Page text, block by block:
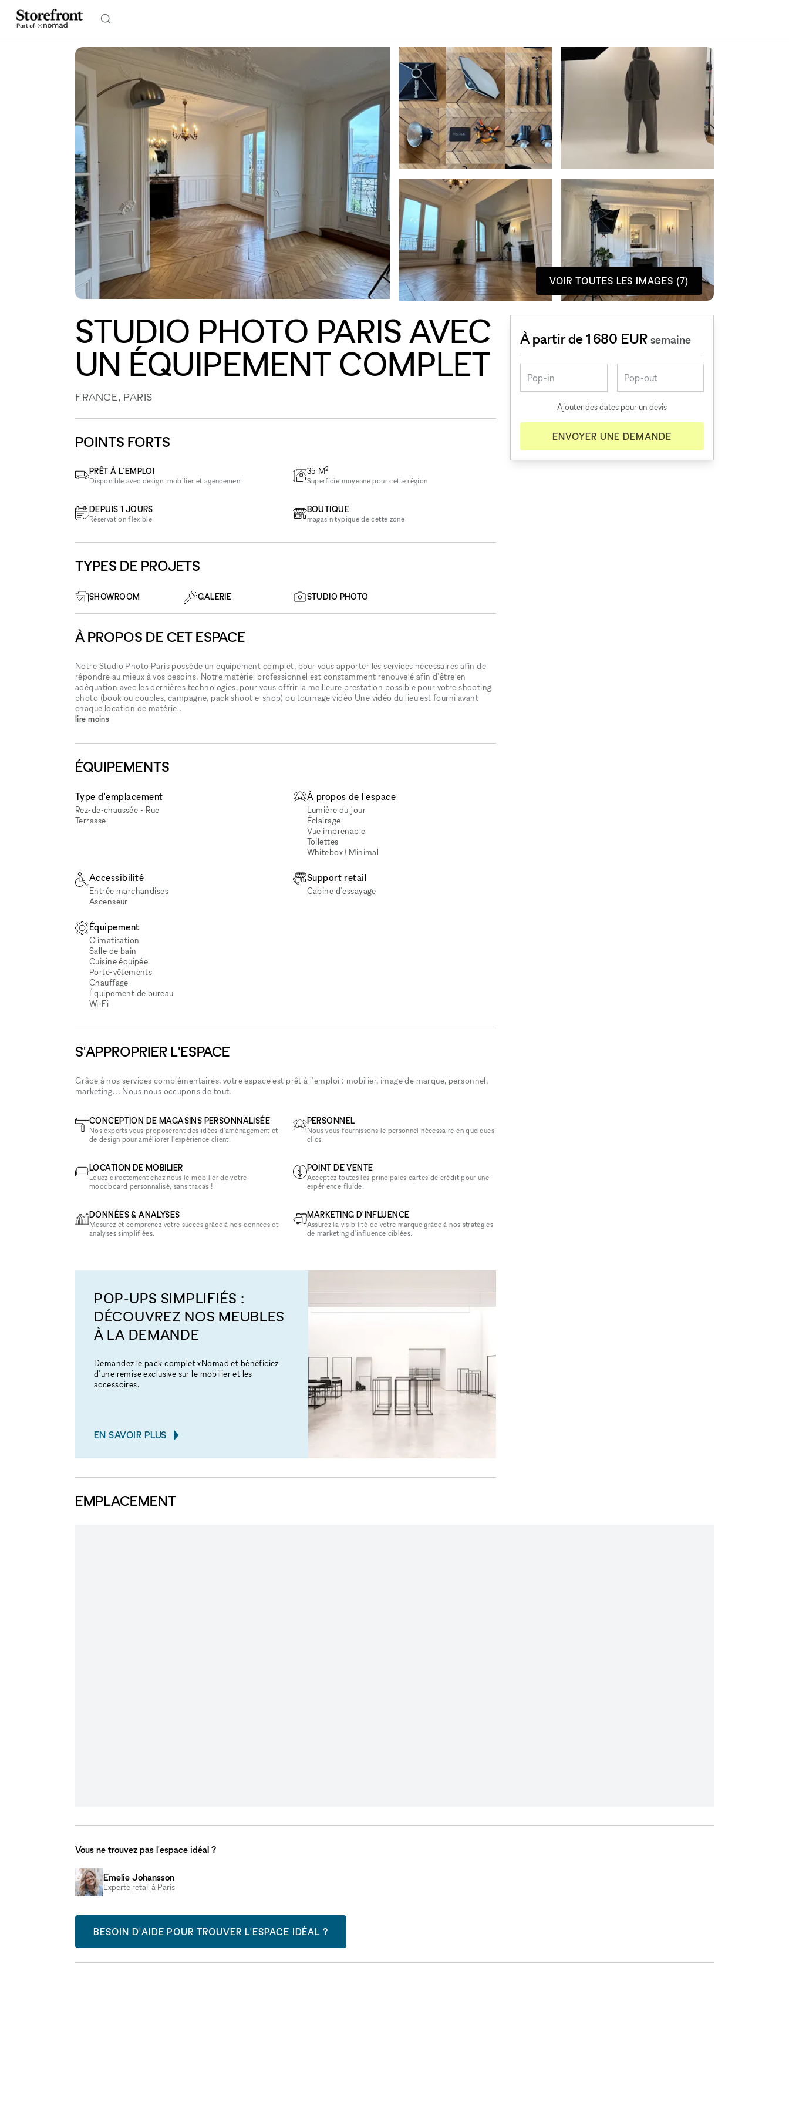
VOIR TOUTES LES IMAGES (7)
STUDIO PHOTO PARIS AVEC
UN ÉQUIPEMENT COMPLET
FRANCE, PARIS
POINTS FORTS
PRÊT À L'EMPLOI
Disponible avec design, mobilier et agencement
DEPUIS 1 JOURS
Réservation flexible
35 M2
Superficie moyenne pour cette région
BOUTIQUE
magasin typique de cette zone
TYPES DE PROJETS
SHOWROOM GALERIE STUDIO PHOTO
À PROPOS DE CET ESPACE
Notre Studio Photo Paris possède un équipement complet, pour vous apporter les services nécessaires afin de
répondre au mieux à vos besoins. Notre matériel professionnel est constamment renouvelé afin d'être en
adéquation avec les dernières technologies, pour vous offrir la meilleure prestation possible pour votre shooting
photo (book ou couples, campagne, pack shoot e-shop) ou tournage vidéo Une vidéo du lieu est fourni avant
chaque location de matériel.
lire moins
ÉQUIPEMENTS
Type d'emplacement
Rez-de-chaussée - Rue
Terrasse
À propos de l'espace
Lumière du jour
Éclairage
Vue imprenable
Toilettes
Whitebox / Minimal
Accessibilité
Entrée marchandises
Ascenseur
Support retail
Cabine d'essayage
Équipement
Climatisation
Salle de bain
Cuisine équipée
Porte-vêtements
Chauffage
Équipement de bureau
Wi‑Fi
S'APPROPRIER L'ESPACE
Grâce à nos services complémentaires, votre espace est prêt à l'emploi : mobilier, image de marque, personnel,
marketing... Nous nous occupons de tout.
CONCEPTION DE MAGASINS PERSONNALISÉE
Nos experts vous proposeront des idées d'aménagement et
de design pour améliorer l'expérience client.
LOCATION DE MOBILIER
Louez directement chez nous le mobilier de votre
moodboard personnalisé, sans tracas !
DONNÉES & ANALYSES
Mesurez et comprenez votre succès grâce à nos données et
analyses simplifiées.
PERSONNEL
Nous vous fournissons le personnel nécessaire en quelques
clics.
POINT DE VENTE
Acceptez toutes les principales cartes de crédit pour une
expérience fluide.
MARKETING D'INFLUENCE
Assurez la visibilité de votre marque grâce à nos stratégies
de marketing d'influence ciblées.
POP-UPS SIMPLIFIÉS :
DÉCOUVREZ NOS MEUBLES
À LA DEMANDE
Demandez le pack complet xNomad et bénéficiez
d'une remise exclusive sur le mobilier et les
accessoires.
EN SAVOIR PLUS
À partir de 1 680 EURsemaine
Ajouter des dates pour un devis
ENVOYER UNE DEMANDE
EMPLACEMENT
Vous ne trouvez pas l'espace idéal ?
Emelie Johansson
Experte retail à Paris
BESOIN D'AIDE POUR TROUVER L'ESPACE IDÉAL ?